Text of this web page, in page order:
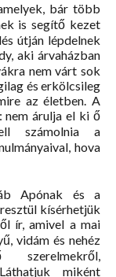
bár több
is segítő kezet
útján lépdelnek
aki árvaházban
nem várt sok
és erkölcsileg
az életben. A
nem árulja el ki ő
számolnia a
hova
Apónak és a
kísérhetjük
ír, amivel a mai
vidám és nehéz
szerelmekről,
miként